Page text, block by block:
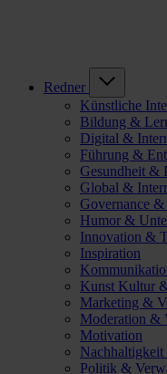
Redner
Künstliche
Bildung &
Digital &
Führung &
Gesundheit &
Global &
Governance
Humor &
Innovation &
Inspiration
Kunst Kultur
Marketing &
Moderation &
Motivation
Politik &